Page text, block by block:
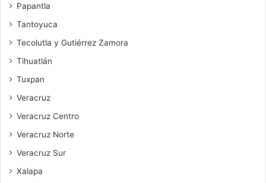
Papantla
Tantoyuca
Tecolutla y Gutiérrez Zamora
Tihuatlán
Tuxpan
Veracruz
Veracruz Centro
Veracruz Norte
Veracruz Sur
Xalapa